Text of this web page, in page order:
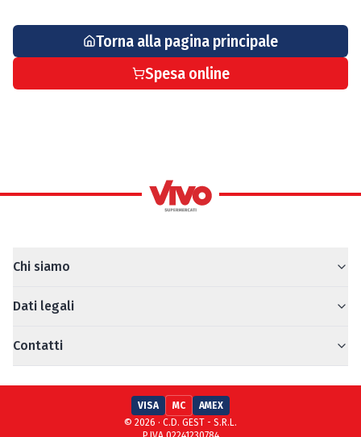
Torna alla pagina principale
Spesa online
Chi siamo
Dati legali
Contatti
VISA MC
AMEX
© 2026 · C.D. GEST - S.R.L.